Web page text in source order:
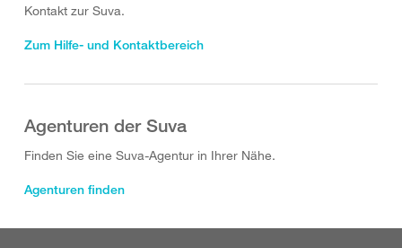
Kontakt zur Suva.
Zum Hilfe- und Kontaktbereich
Agenturen der Suva
Finden Sie eine Suva-Agentur in Ihrer Nähe.
Agenturen finden